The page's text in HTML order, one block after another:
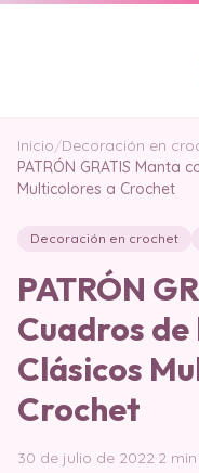
Inicio/Decoración en
PATRÓN GRATIS Manta
Multicolores a Crochet
Decoración en crochet
PATRÓN
Cuadros
Clásicos
Crochet
30 de julio de 2022·2